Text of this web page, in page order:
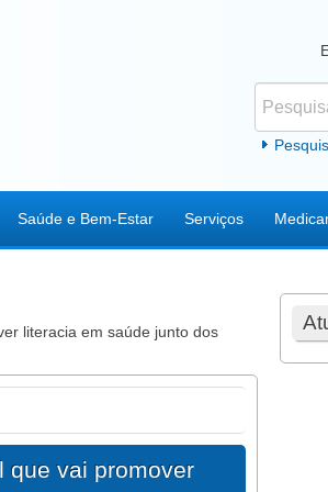
Saúde e Bem-Estar Serviços
literacia em saúde junto dos
que vai promover